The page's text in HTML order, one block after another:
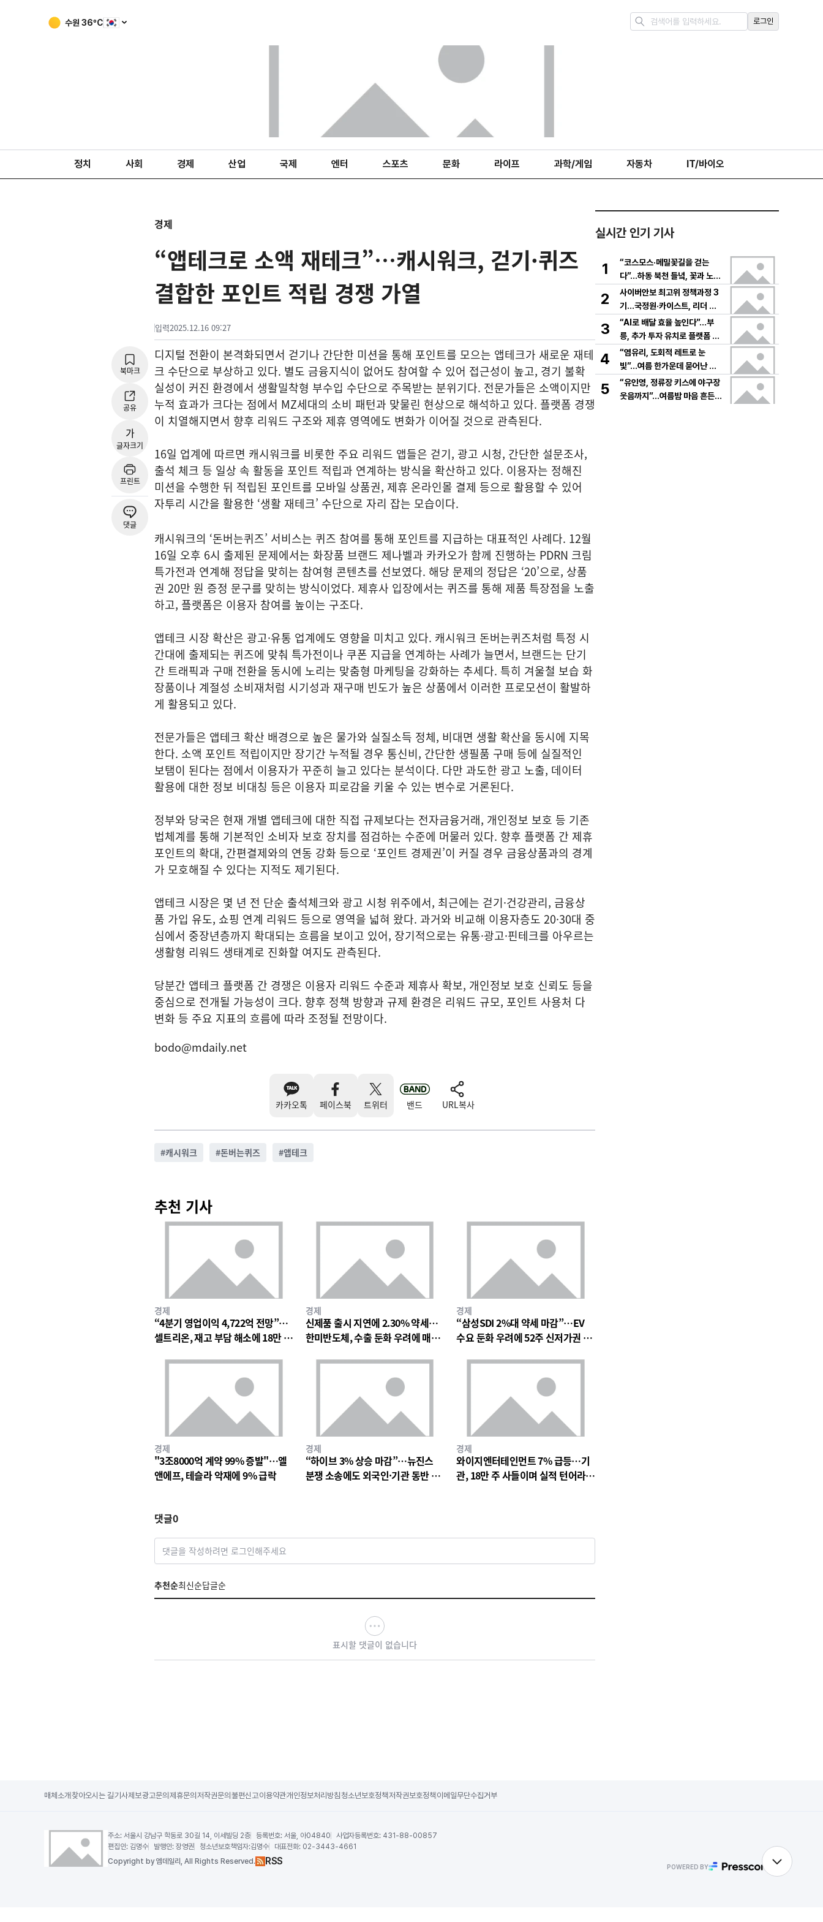
수원 36ºC 로그인
정치 사회 경제 산업 국제 엔터 스포츠 문화 라이프 과학/게임 자동차 IT/바이오
경제
“앱테크로 소액 재테크”…캐시워크, 걷기·퀴즈
결합한 포인트 적립 경쟁 가열
입력2025.12.16 09:27
북마크
공유
가
글자크기
프린트
댓글
디지털 전환이 본격화되면서 걷기나 간단한 미션을 통해 포인트를 모으는 앱테크가 새로운 재테
크 수단으로 부상하고 있다. 별도 금융지식이 없어도 참여할 수 있어 접근성이 높고, 경기 불확
실성이 커진 환경에서 생활밀착형 부수입 수단으로 주목받는 분위기다. 전문가들은 소액이지만
누적 효과가 크다는 점에서 MZ세대의 소비 패턴과 맞물린 현상으로 해석하고 있다. 플랫폼 경쟁
이 치열해지면서 향후 리워드 구조와 제휴 영역에도 변화가 이어질 것으로 관측된다.
16일 업계에 따르면 캐시워크를 비롯한 주요 리워드 앱들은 걷기, 광고 시청, 간단한 설문조사,
출석 체크 등 일상 속 활동을 포인트 적립과 연계하는 방식을 확산하고 있다. 이용자는 정해진
미션을 수행한 뒤 적립된 포인트를 모바일 상품권, 제휴 온라인몰 결제 등으로 활용할 수 있어
자투리 시간을 활용한 ‘생활 재테크’ 수단으로 자리 잡는 모습이다.
캐시워크의 ‘돈버는퀴즈’ 서비스는 퀴즈 참여를 통해 포인트를 지급하는 대표적인 사례다. 12월
16일 오후 6시 출제된 문제에서는 화장품 브랜드 제나벨과 카카오가 함께 진행하는 PDRN 크림
특가전과 연계해 정답을 맞히는 참여형 콘텐츠를 선보였다. 해당 문제의 정답은 ‘20’으로, 상품
권 20만 원 증정 문구를 맞히는 방식이었다. 제휴사 입장에서는 퀴즈를 통해 제품 특장점을 노출
하고, 플랫폼은 이용자 참여를 높이는 구조다.
앱테크 시장 확산은 광고·유통 업계에도 영향을 미치고 있다. 캐시워크 돈버는퀴즈처럼 특정 시
간대에 출제되는 퀴즈에 맞춰 특가전이나 쿠폰 지급을 연계하는 사례가 늘면서, 브랜드는 단기
간 트래픽과 구매 전환을 동시에 노리는 맞춤형 마케팅을 강화하는 추세다. 특히 겨울철 보습 화
장품이나 계절성 소비재처럼 시기성과 재구매 빈도가 높은 상품에서 이러한 프로모션이 활발하
게 활용되고 있다.
전문가들은 앱테크 확산 배경으로 높은 물가와 실질소득 정체, 비대면 생활 확산을 동시에 지목
한다. 소액 포인트 적립이지만 장기간 누적될 경우 통신비, 간단한 생필품 구매 등에 실질적인
보탬이 된다는 점에서 이용자가 꾸준히 늘고 있다는 분석이다. 다만 과도한 광고 노출, 데이터
활용에 대한 정보 비대칭 등은 이용자 피로감을 키울 수 있는 변수로 거론된다.
정부와 당국은 현재 개별 앱테크에 대한 직접 규제보다는 전자금융거래, 개인정보 보호 등 기존
법체계를 통해 기본적인 소비자 보호 장치를 점검하는 수준에 머물러 있다. 향후 플랫폼 간 제휴
포인트의 확대, 간편결제와의 연동 강화 등으로 ‘포인트 경제권’이 커질 경우 금융상품과의 경계
가 모호해질 수 있다는 지적도 제기된다.
앱테크 시장은 몇 년 전 단순 출석체크와 광고 시청 위주에서, 최근에는 걷기·건강관리, 금융상
품 가입 유도, 쇼핑 연계 리워드 등으로 영역을 넓혀 왔다. 과거와 비교해 이용자층도 20·30대 중
심에서 중장년층까지 확대되는 흐름을 보이고 있어, 장기적으로는 유통·광고·핀테크를 아우르는
생활형 리워드 생태계로 진화할 여지도 관측된다.
당분간 앱테크 플랫폼 간 경쟁은 이용자 리워드 수준과 제휴사 확보, 개인정보 보호 신뢰도 등을
중심으로 전개될 가능성이 크다. 향후 정책 방향과 규제 환경은 리워드 규모, 포인트 사용처 다
변화 등 주요 지표의 흐름에 따라 조정될 전망이다.
bodo@mdaily.net
카카오톡 페이스북 트위터 밴드 URL복사
#캐시워크 #돈버는퀴즈 #앱테크
추천 기사
경제
“4분기 영업이익 4,722억 전망”…
셀트리온, 재고 부담 해소에 18만 원
경제
신제품 출시 지연에 2.30% 약세…
한미반도체, 수출 둔화 우려에 매물
경제
“삼성SDI 2%대 약세 마감”…EV
수요 둔화 우려에 52주 신저가권 압
경제
"3조8000억 계약 99% 증발"…엘
앤에프, 테슬라 악재에 9% 급락
경제
“하이브 3% 상승 마감”…뉴진스
분쟁 소송에도 외국인·기관 동반 매
경제
와이지엔터테인먼트 7% 급등…기
관, 18만 주 사들이며 실적 턴어라운
댓글0
댓글을 작성하려면 로그인해주세요
추천순최신순답글순
표시할 댓글이 없습니다
실시간 인기 기사
1
“코스모스·메밀꽃길을 걷는
다”…하동 북천 들녘, 꽃과 노래
로 물드는 가을의 하루
2
사이버안보 최고위 정책과정 3
기…국정원·카이스트, 리더 안
보역량 키운다
3
“AI로 배달 효율 높인다”…부
릉, 추가 투자 유치로 플랫폼 혁
신 가속
4
“염유리, 도회적 레트로 눈
빛”…여름 한가운데 묻어난 자
유의 감각→팬들 궁금증 증폭
5
“유인영, 정류장 키스에 야구장
웃음까지”…여름밤 마음 흔든
매체소개 찾아오시는 길기사제보광고문의 제휴문의 저작권문의 불편신고이용약관개인정보처리방침 청소년보호정책저작권보호정책 이메일무단수집거부
주소:서울시 강남구 학동로 30길 14, 이세빌딩 2층 등록번호: 서울, 아04840 사업자등록번호: 431-88-00857
편집인: 김명수 발행인:장영권 청소년보호책임자:김명수 대표전화: 02-3443-4661
Copyright by 엠데일리, All Rights Reserved. RSS POWERED BY